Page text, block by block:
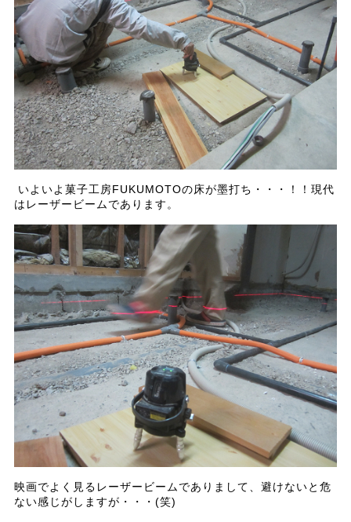
いよいよ菓子工房FUKUMOTOの床が墨打ち・・・！！現代
はレーザービームであります。
映画でよく見るレーザービームでありまして、避けないと危
ない感じがしますが・・・(笑)